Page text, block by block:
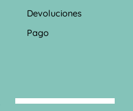
Devoluciones
Pago